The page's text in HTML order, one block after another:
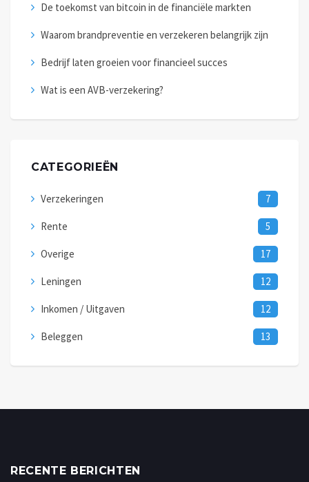
De toekomst van bitcoin in de financiële markten
Waarom brandpreventie en verzekeren belangrijk zijn
Bedrijf laten groeien voor financieel succes
Wat is een AVB-verzekering?
CATEGORIEËN
Verzekeringen 7
Rente 5
Overige 17
Leningen 12
Inkomen / Uitgaven 12
Beleggen 13
RECENTE BERICHTEN